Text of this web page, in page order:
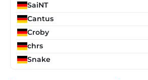
SaiNT
Cantus
Croby
chrs
Snake